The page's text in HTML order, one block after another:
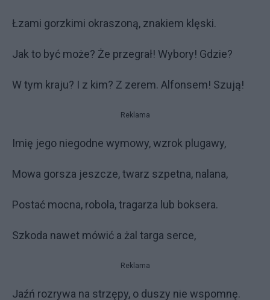
Łzami gorzkimi okraszoną, znakiem klęski.
Jak to być może? Że przegrał! Wybory! Gdzie?
W tym kraju? I z kim? Z zerem. Alfonsem! Szują!
Reklama
Imię jego niegodne wymowy, wzrok plugawy,
Mowa gorsza jeszcze, twarz szpetna, nalana,
Postać mocna, robola, tragarza lub boksera.
Szkoda nawet mówić a żal targa serce,
Reklama
Jaźń rozrywa na strzępy, o duszy nie wspomnę.